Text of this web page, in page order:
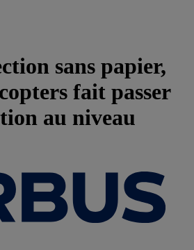
sans papier,
fait passer
au niveau